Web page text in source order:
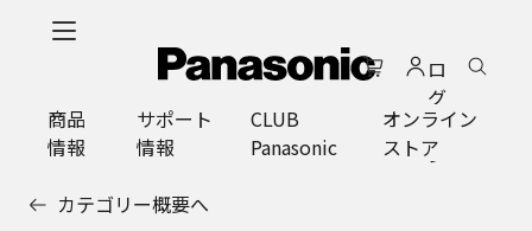
ロ
グ
イ
ン
商品
情報
サポート
情報
CLUB
Panasonic
オンライン
ストア
カテゴリー概要へ